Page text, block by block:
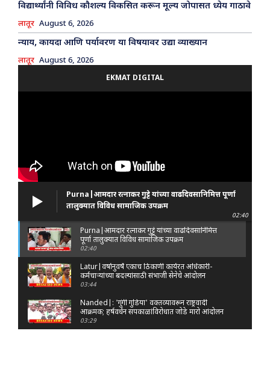
विद्यार्थ्यांनी विविध कौशल्य विकसित करून मूल्य जोपासत ध्येय गाठावे
लातूर August 6, 2026
न्याय, कायदा आणि पर्यावरण या विषयावर उद्या व्याख्यान
लातूर August 6, 2026
EKMAT DIGITAL
Purna|आमदार रत्नाकर गुट्टे यांच्या वाढदिवसानिमित्त पूर्णा
तालुक्यात विविध सामाजिक उपक्रम
02:40
Purna|आमदार रत्नाकर गुट्टे यांच्या वाढदिवसानिमित्त
पूर्णा तालुक्यात विविध सामाजिक उपक्रम
02:40
Latur|वर्षानुवर्षे एकाच ठिकाणी कार्यरत अधिकारी-
कर्मचाऱ्यांच्या बदल्यांसाठी संभाजी सेनेचे आंदोलन
03:44
Nanded|: 'गुंगी गुडिया' वक्तव्यावरून राष्ट्रवादी
आक्रमक; हर्षवर्धन सपकाळांविरोधात जोडे मारो आंदोलन
03:29